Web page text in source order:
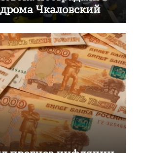
Чкаловский